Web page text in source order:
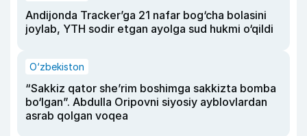
Andijonda Tracker’ga 21 nafar bog‘cha bolasini
joylab, YTH sodir etgan ayolga sud hukmi o‘qildi
O‘zbekiston
“Sakkiz qator she’rim boshimga sakkizta bomba
bo‘lgan”. Abdulla Oripovni siyosiy ayblovlardan
asrab qolgan voqea